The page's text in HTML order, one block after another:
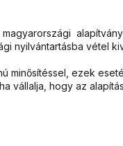
nyilvántartásba vétel
ezek
vállalja, hogy az